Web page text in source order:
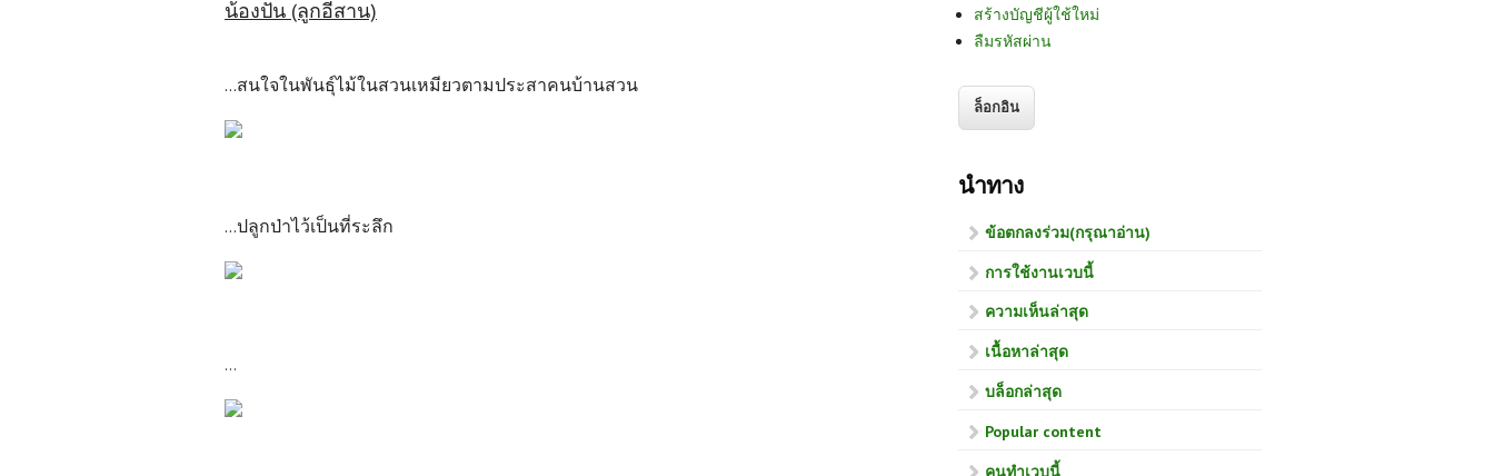
น้องปัน (ลูกอีสาน)
...สนใจในพันธุ์ไม้ในสวนเหมียวตามประสาคนบ้านสวน
...ปลูกป่าไว้เป็นที่ระลึก
...
สร้างบัญชีผู้ใช้ใหม่
ลืมรหัสผ่าน
นำทาง
ข้อตกลงร่วม(กรุณาอ่าน)
การใช้งานเวบนี้
ความเห็นล่าสุด
เนื้อหาล่าสุด
บล็อกล่าสุด
Popular content
คนทำเวบนี้